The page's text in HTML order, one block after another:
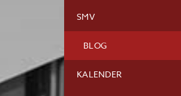
SMV
BLOG
KALENDER